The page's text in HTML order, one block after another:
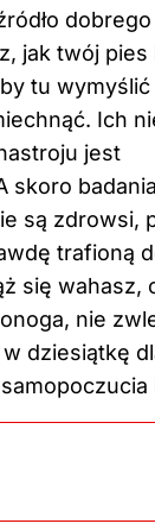
jak twój pies
tu
Ich
jest
skoro
są zdrowsi,
trafioną
się wahasz,
nie
w dziesiątkę